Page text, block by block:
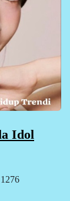
Idol
1276